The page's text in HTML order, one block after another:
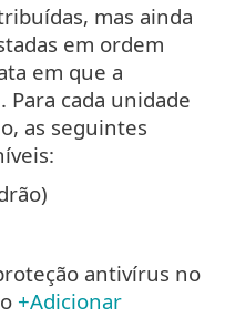
mas ainda
em ordem
em que a
cada unidade
as seguintes
antivírus no
+Adicionar